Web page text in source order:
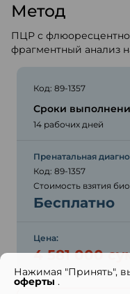
Метод
ПЦР с
фрагментный анализ
Код: 89-1357
Сроки
14 рабочих дней
Пренатальная
Код: 89-1357
Стоимость взятия
Бесплатно
Цена:
4 581 000
Нажимая "Принять",
оферты .